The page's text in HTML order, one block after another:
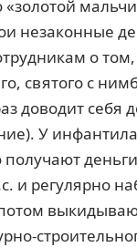
«золотой
незаконные
о
святого с
доводит себя
У
получают
и регулярно